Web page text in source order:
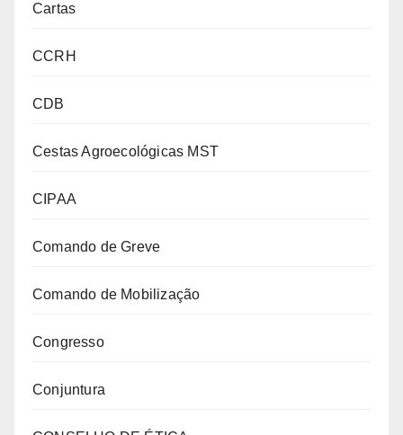
Cartas
CCRH
CDB
Cestas Agroecológicas MST
CIPAA
Comando de Greve
Comando de Mobilização
Congresso
Conjuntura